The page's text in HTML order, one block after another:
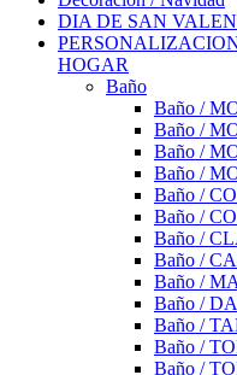
DIA DE SAN
HOGAR
Baño
Baño /
Baño /
Baño /
Baño /
Baño /
Baño /
Baño /
Baño /
Baño /
Baño /
Baño /
Baño /
Baño /